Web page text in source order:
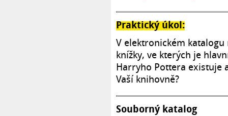
Praktický úkol:
V elektronickém
knížky, ve kterých je
Harryho Pottera existuje
Vaší knihovně?
Souborný katalog